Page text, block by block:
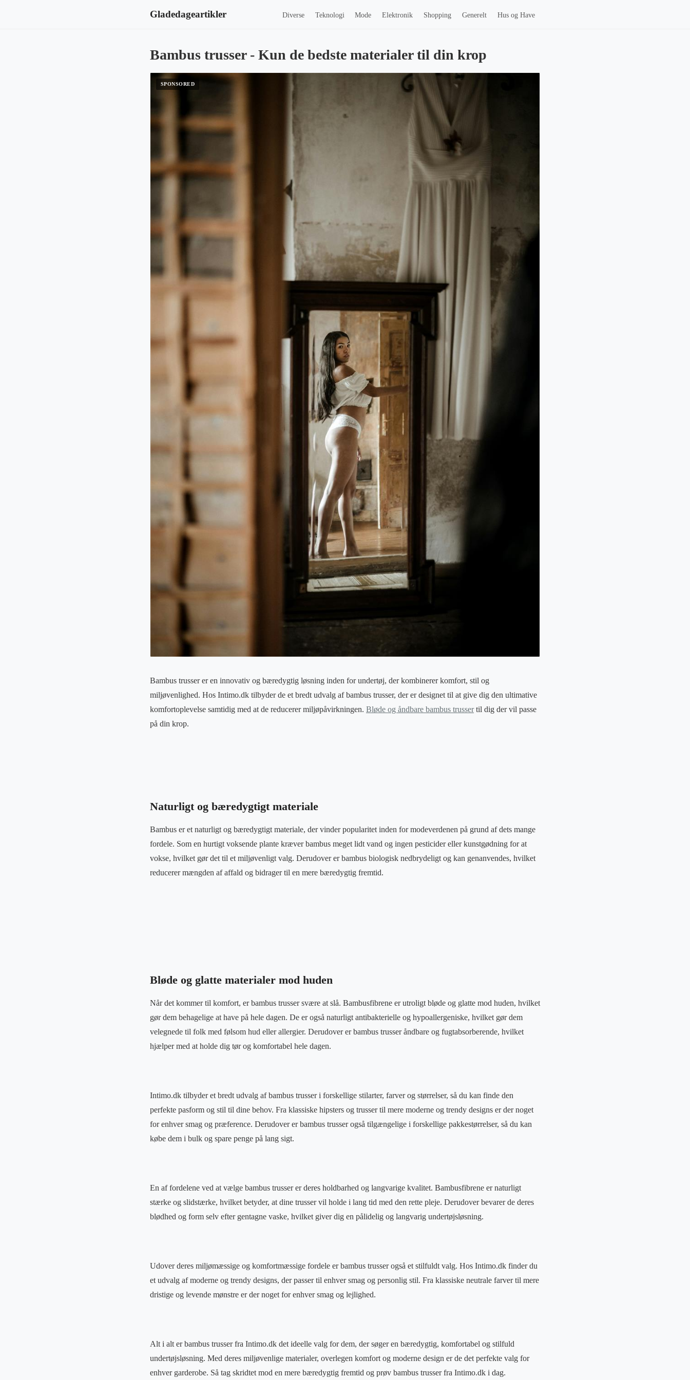
Gladedageartikler Diverse Teknologi Mode Elektronik Shopping Generelt Hus og Have
Bambus trusser - Kun de bedste materialer til din krop
Bambus trusser er en innovativ og bæredygtig løsning inden for undertøj, der kombinerer komfort, stil og
miljøvenlighed. Hos Intimo.dk tilbyder de et bredt udvalg af bambus trusser, der er designet til at give dig den ultimative
komfortoplevelse samtidig med at de reducerer miljøpåvirkningen. Bløde og åndbare bambus trussertil dig der vil passe
på din krop.
Naturligt og bæredygtigt materiale
Bambus er et naturligt og bæredygtigt materiale, der vinder popularitet inden for modeverdenen på grund af dets mange
fordele. Som en hurtigt voksende plante kræver bambus meget lidt vand og ingen pesticider eller kunstgødning for at
vokse, hvilket gør det til et miljøvenligt valg. Derudover er bambus biologisk nedbrydeligt og kan genanvendes, hvilket
reducerer mængden af affald og bidrager til en mere bæredygtig fremtid.
Bløde og glatte materialer mod huden
Når det kommer til komfort, er bambus trusser svære at slå. Bambusfibrene er utroligt bløde og glatte mod huden, hvilket
gør dem behagelige at have på hele dagen. De er også naturligt antibakterielle og hypoallergeniske, hvilket gør dem
velegnede til folk med følsom hud eller allergier. Derudover er bambus trusser åndbare og fugtabsorberende, hvilket
hjælper med at holde dig tør og komfortabel hele dagen.
Intimo.dk tilbyder et bredt udvalg af bambus trusser i forskellige stilarter, farver og størrelser, så du kan finde den
perfekte pasform og stil til dine behov. Fra klassiske hipsters og trusser til mere moderne og trendy designs er der noget
for enhver smag og præference. Derudover er bambus trusser også tilgængelige i forskellige pakkestørrelser, så du kan
købe dem i bulk og spare penge på lang sigt.
En af fordelene ved at vælge bambus trusser er deres holdbarhed og langvarige kvalitet. Bambusfibrene er naturligt
stærke og slidstærke, hvilket betyder, at dine trusser vil holde i lang tid med den rette pleje. Derudover bevarer de deres
blødhed og form selv efter gentagne vaske, hvilket giver dig en pålidelig og langvarig undertøjsløsning.
Udover deres miljømæssige og komfortmæssige fordele er bambus trusser også et stilfuldt valg. Hos Intimo.dk finder du
et udvalg af moderne og trendy designs, der passer til enhver smag og personlig stil. Fra klassiske neutrale farver til mere
dristige og levende mønstre er der noget for enhver smag og lejlighed.
Alt i alt er bambus trusser fra Intimo.dk det ideelle valg for dem, der søger en bæredygtig, komfortabel og stilfuld
undertøjsløsning. Med deres miljøvenlige materialer, overlegen komfort og moderne design er de det perfekte valg for
enhver garderobe. Så tag skridtet mod en mere bæredygtig fremtid og prøv bambus trusser fra Intimo.dk i dag.